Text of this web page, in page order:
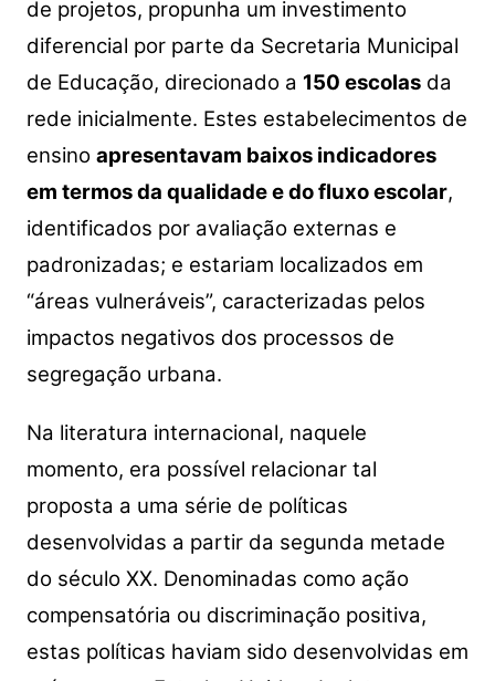
de projetos, propunha um investimento
diferencial por parte da Secretaria Municipal
de Educação, direcionado a 150 escolasda
rede inicialmente. Estes estabelecimentos de
ensino apresentavam baixos indicadores
em termos da qualidade e do fluxo escolar,
identificados por avaliação externas e
padronizadas; e estariam localizados em
“áreas vulneráveis”, caracterizadas pelos
impactos negativos dos processos de
segregação urbana.
Na literatura internacional, naquele
momento, era possível relacionar tal
proposta a uma série de políticas
desenvolvidas a partir da segunda metade
do século XX. Denominadas como ação
compensatória ou discriminação positiva,
estas políticas haviam sido desenvolvidas em